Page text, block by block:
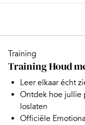
Training
Training Houd
Leer elkaar écht
Ontdek hoe jullie
loslaten
Officiële